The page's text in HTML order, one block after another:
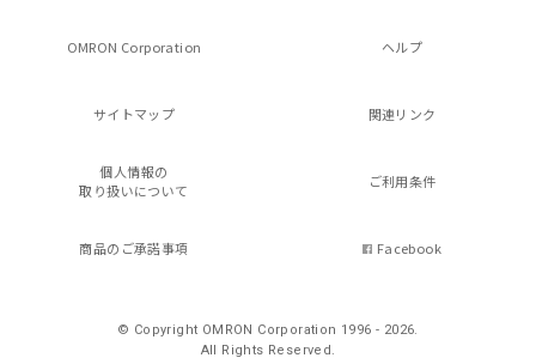
OMRON Corporation ヘルプ
サイトマップ 関連リンク
個人情報の
取り扱いについて
ご利用条件
商品のご承諾事項 Facebook
© Copyright OMRON Corporation 1996 - 2026.
All Rights Reserved.